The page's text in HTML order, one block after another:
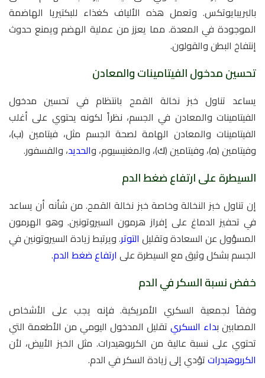
بالبريبايوتكس. وتعمل هذه الألياف كغذاء للبكتيريا الهاضمة
الموجودة في المعدة. مما يعزز من عملية الهضم ويمنع حدوث
إنتفاخ البطن والقولون.
تحسين مدخول الفيتامينات والمعادن
يساعد تناول خبز نخالة القمح بانتظام في تحسين مدخول
الفيتامينات والمعادن في الجسم، نظراً لكونه يحتوي على أغلب
الفيتامينات والمعادن الهامة لصحة الجسم مثل، فيتامين (ب)،
وفيتامين (ه)، وفيتامين (ك)، والمغنيسيوم، والحديد، والفسفور.
السيطرة على ارتفاع ضغط الدم
إن تناول خبز النخالة وخاصة خبز نخالة القمح. من شأنه أن يساعد
في تحفيز الدماغ على إفراز هرمون السيروتونين. وهو الهرمون
المسؤول عن السعادة وتقليل التوتر. ويرتبط زيادة السيروتونين في
الجسم بشكل وثيق مع السيطرة على ارتفاع ضغط الدم.
خفض نسبة السكر في الدم
وفقاً لجمعية السكري الأمريكية. فإنه يجب على الأشخاص
المصابين بداء السكري تقليل المدخول اليومي من الأطعمة التي
تحتوي على نسبة عالية من الكربوهيدرات. مثل الخبز الأبيض، لأن
الكربوهيدراتتؤدي إلى زيادة السكر في الدم.